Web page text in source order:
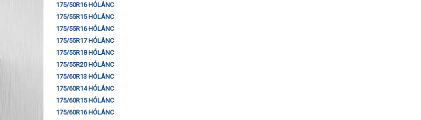
175/50R16 HÓLÁNC
175/55R15 HÓLÁNC
175/55R16 HÓLÁNC
175/55R17 HÓLÁNC
175/55R18 HÓLÁNC
175/55R20 HÓLÁNC
175/60R13 HÓLÁNC
175/60R14 HÓLÁNC
175/60R15 HÓLÁNC
175/60R16 HÓLÁNC